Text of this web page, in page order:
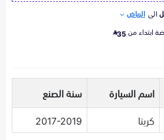
الى الرياض
ابتداء من35
اسم السيارة
سنة الصنع
كريتا 2017-2019